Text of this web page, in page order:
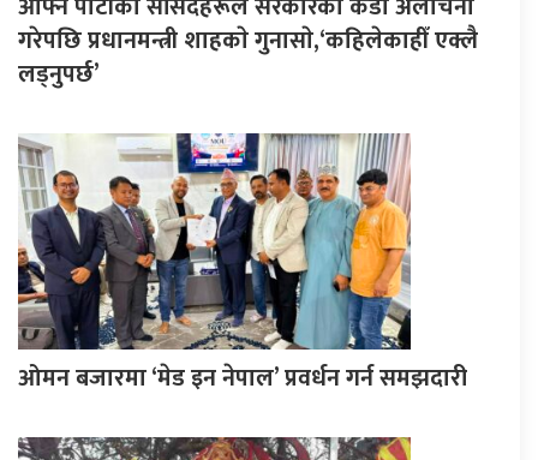
गरेपछि प्रधानमन्त्री शाहकाे गुनासाे,‘कहिलेकाहीँ एक्लै
लड्नुपर्छ’
ओमन बजारमा ‘मेड इन नेपाल’ प्रवर्धन गर्न समझदारी